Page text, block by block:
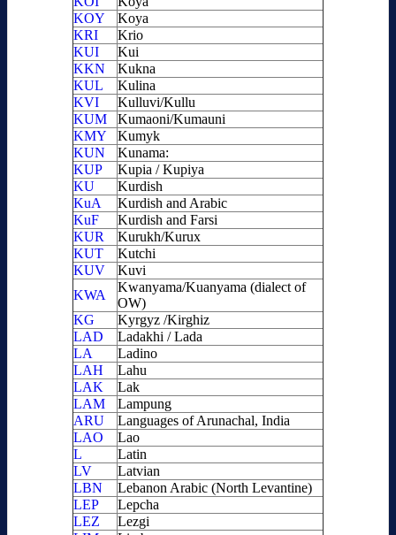
KOY
Koya
KRI
Krio
KUI
Kui
KKN
Kukna
KUL
Kulina
KVI
Kulluvi/Kullu
KUM
Kumaoni/Kumauni
KMY
Kumyk
KUN
Kunama:
KUP
Kupia / Kupiya
KU
Kurdish
KuA
Kurdish and Arabic
KuF
Kurdish and Farsi
KUR
Kurukh/Kurux
KUT
Kutchi
KUV
Kuvi
KWA
Kwanyama/Kuanyama (dialect of
OW)
KG
Kyrgyz /Kirghiz
LAD
Ladakhi / Lada
LA
Ladino
LAH
Lahu
LAK
Lak
LAM
Lampung
ARU
Languages of Arunachal, India
LAO
Lao
L
Latin
LV
Latvian
LBN
Lebanon Arabic (North Levantine)
LEP
Lepcha
LEZ
Lezgi